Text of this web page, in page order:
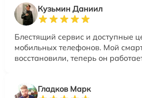
Кузьмин Даниил
Блестящий сервис и доступные
мобильных телефонов. Мой
восстановили, теперь он
Гладков Марк